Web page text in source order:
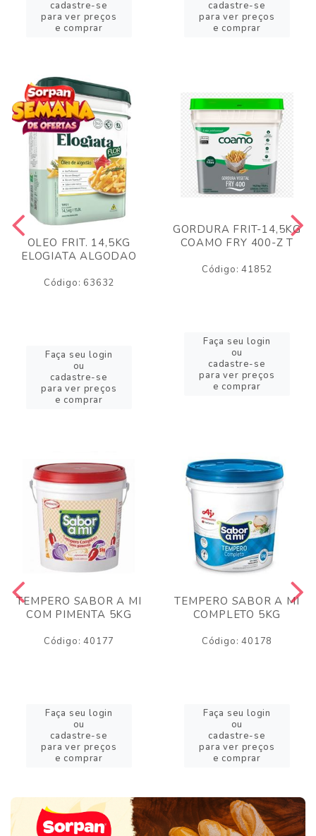
cadastre-se
para ver preços
e comprar
cadastre-se
para ver preços
e comprar
OLEO FRIT. 14,5KG
ELOGIATA ALGODAO
Código: 63632
Faça seu login
ou
cadastre-se
para ver preços
e comprar
GORDURA FRIT-14,5KG
COAMO FRY 400-Z T
Código: 41852
Faça seu login
ou
cadastre-se
para ver preços
e comprar
TEMPERO SABOR A MI
COM PIMENTA 5KG
Código: 40177
Faça seu login
ou
cadastre-se
para ver preços
e comprar
TEMPERO SABOR A MI
COMPLETO 5KG
Código: 40178
Faça seu login
ou
cadastre-se
para ver preços
e comprar